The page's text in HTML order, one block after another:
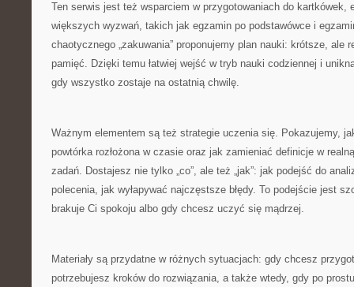
Ten serwis jest też wsparciem w przygotowaniach do kartkówek,
większych wyzwań, takich jak egzamin po podstawówce i
chaotycznego „zakuwania” proponujemy plan nauki: krótsze, ale
pamięć. Dzięki temu łatwiej wejść w tryb nauki codziennej i
gdy wszystko zostaje na ostatnią chwilę.
Ważnym elementem są też strategie uczenia się. Pokazujemy,
powtórka rozłożona w czasie oraz jak zamieniać definicje w
zadań. Dostajesz nie tylko „co”, ale też „jak”: jak podejść do
polecenia, jak wyłapywać najczęstsze błędy. To podejście jest
brakuje Ci spokoju albo gdy chcesz uczyć się mądrzej.
Materiały są przydatne w różnych sytuacjach: gdy chcesz
potrzebujesz kroków do rozwiązania, a także wtedy, gdy po